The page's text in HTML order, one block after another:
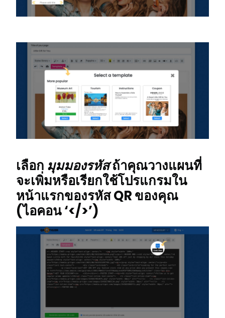
เลือก มุมมองรหัสถ้าคุณวางแผนที่
จะเพิ่มหรือเรียกใช้โปรแกรมใน
หน้าแรกของรหัส QR ของคุณ
(ไอคอน ‘</>’)